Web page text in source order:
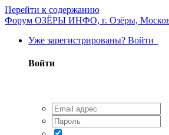
Перейти к содержанию
Форум ОЗЁРЫ ИНФО, г. Озёры,
Уже зарегистрированы? Войти
Войти